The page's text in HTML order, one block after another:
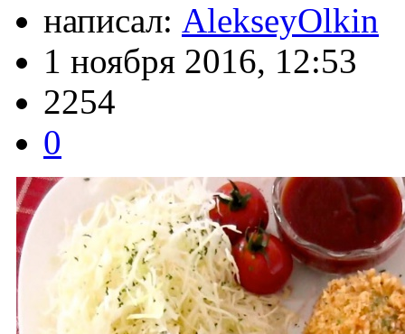
написал: AlekseyOlkin
1 ноября 2016, 12:53
2254
0